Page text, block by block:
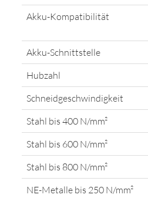
Akku-Kompatibilität
Akku-Schnittstelle
Hubzahl
Schneidgeschwindigkeit
Stahl bis 400 N/mm²
Stahl bis 600 N/mm²
Stahl bis 800 N/mm²
NE-Metalle bis 250 N/mm²